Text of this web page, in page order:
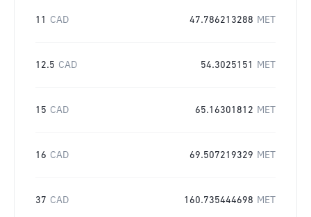
11 CAD 47.786213288 MET
12.5 CAD 54.3025151 MET
15 CAD 65.16301812 MET
16 CAD 69.507219329 MET
37 CAD 160.735444698 MET